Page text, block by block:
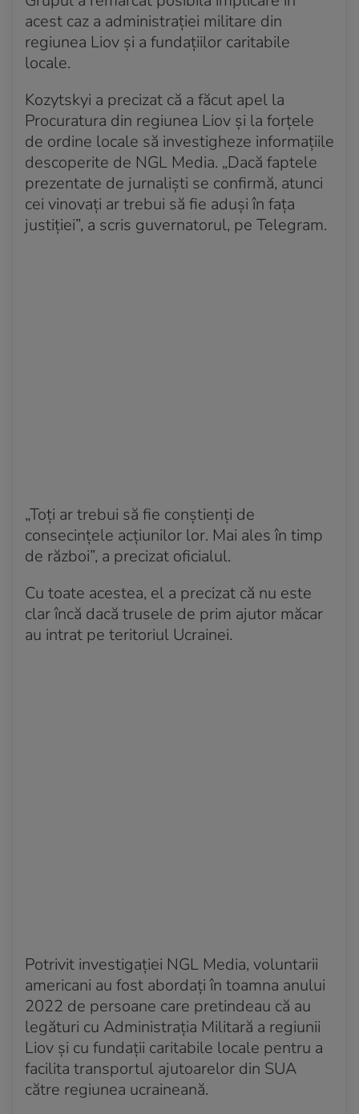
acest caz a administrației militare din
regiunea Liov și a fundațiilor caritabile
locale.
Kozytskyi a precizat că a făcut apel la
Procuratura din regiunea Liov și la forțele
de ordine locale să investigheze informațiile
descoperite de NGL Media. „Dacă faptele
prezentate de jurnaliști se confirmă, atunci
cei vinovați ar trebui să fie aduși în fața
justiției”, a scris guvernatorul, pe Telegram.
„Toți ar trebui să fie conștienți de
consecințele acțiunilor lor. Mai ales în timp
de război”, a precizat oficialul.
Cu toate acestea, el a precizat că nu este
clar încă dacă trusele de prim ajutor măcar
au intrat pe teritoriul Ucrainei.
Potrivit investigației NGL Media, voluntarii
americani au fost abordați în toamna anului
2022 de persoane care pretindeau că au
legături cu Administrația Militară a regiunii
Liov și cu fundații caritabile locale pentru a
facilita transportul ajutoarelor din SUA
către regiunea ucraineană.